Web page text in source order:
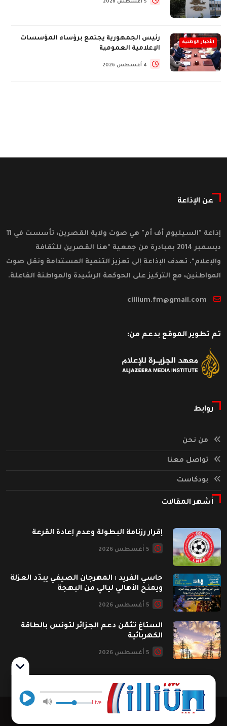
الأخبار الوطنية
رئيس الجمهورية يجتمع برؤساء المؤسسات
الإعلامية العمومية
عن الإذاعة
إذاعة "السيليوم أف أم" هي صوت ولاية القصرين، تأسست في 11
ديسمبر 2014 بمبادرة من جمعية "هنا القصرين للثقافة
والإعلام". تهدف الإذاعة إلى تعزيز التنمية المستدامة ونقل صوت
المواطنين، مع التركيز على الحوكمة الرشيدة والمواطنة الفاعلة.
cillium.fm@gmail.com
تم تطوير الموقع بدعم من:
روابط
من نحن
تواصل معنا
بودكاست
أشهر المقالات
إقرار رزنامة البطولة وعدم إعادة القرعة
حاسي الفريد : المهرجان الصيفي يبدّد العزلة
ويمنح الأهالي ليالي من البهجة
الستاغ تثمّن دعم الجزائر لتونس بالطاقة
الكهربائية
Live
جميع الحقوق محفوظة. CILLIUM FM © 2026